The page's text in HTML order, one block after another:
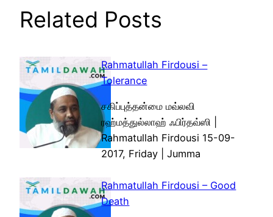
Related Posts
Rahmatullah Firdousi –
Tolerance
சகிப்புத்தன்மை மவ்லவி
ரஹ்மத்துல்லாஹ் ஃபிர்தவ்ஸி |
Rahmatullah Firdousi 15-09-
2017, Friday | Jumma
Rahmatullah Firdousi – Good
Death